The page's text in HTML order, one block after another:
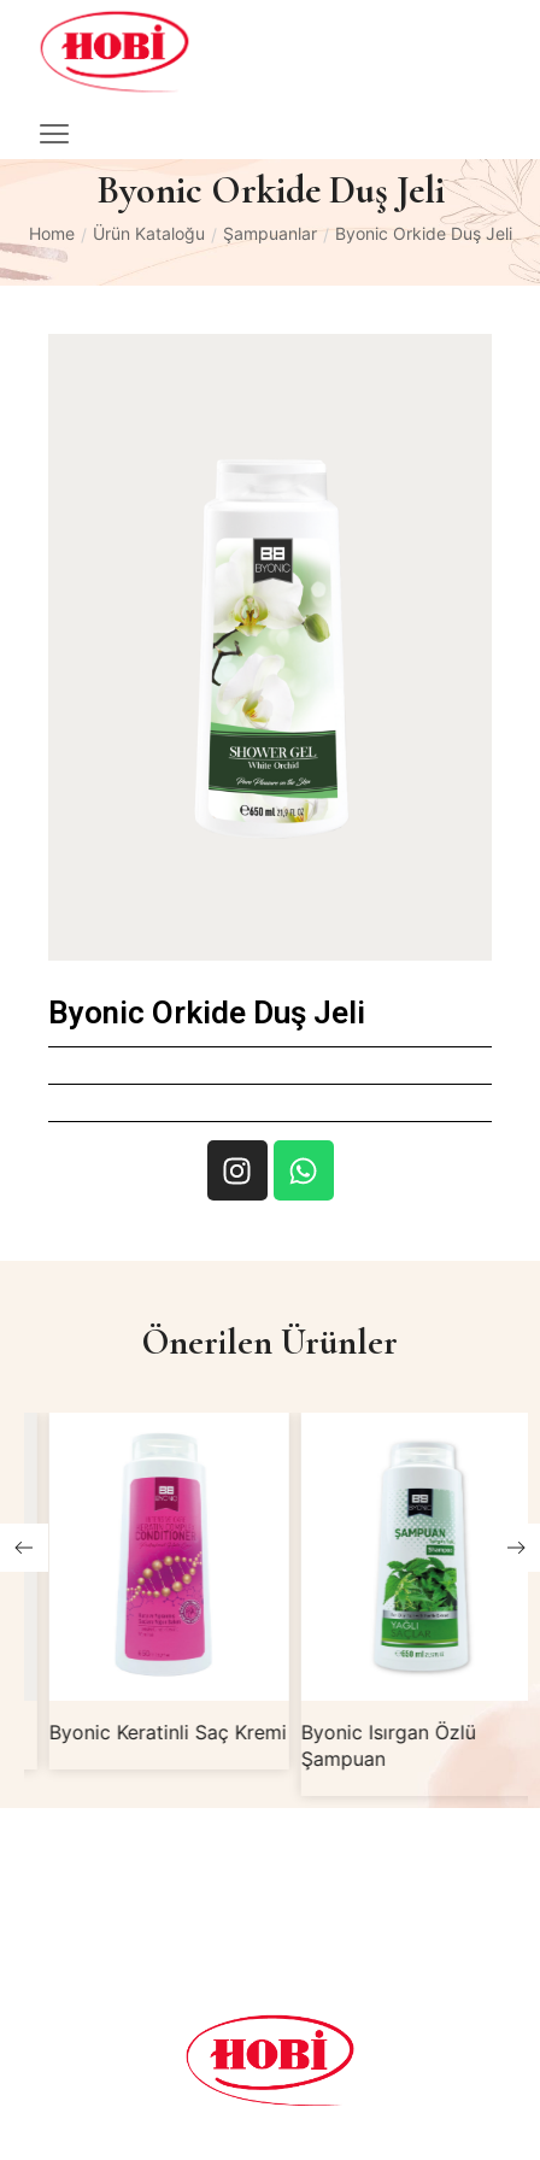
Byonic Orkide Duş Jeli
Home / Ürün Kataloğu / Şampuanlar / Byonic Orkide Duş Jeli
Byonic Orkide Duş Jeli
Önerilen Ürünler
Byonic Keratinli Saç Kremi Byonic Isırgan Özlü
Şampuan